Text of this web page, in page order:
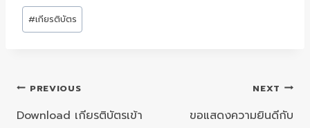
Post
Tags:
#เกียรติบัตร
แนะแนว
เรื่อง
PREVIOUS
Download เกียรติบัตรเข้า
NEXT
ขอแสดงความยินดีกับ